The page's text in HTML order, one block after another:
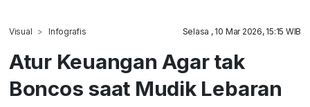
Visual Infografis Selasa , 10 Mar 2026, 15:15 WIB
Atur Keuangan Agar tak
Boncos saat Mudik Lebaran